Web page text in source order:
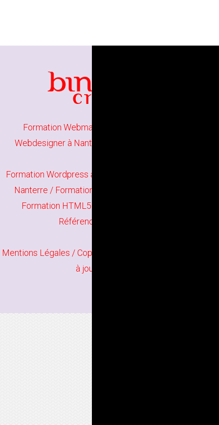
Formation Webmaster à Nanterre
Webdesigner à Nanterre
Formation Wordpress à Nanterre
Nanterre / Formation Site E-Commerce à Nanterre
Formation HTML5 CSS à Nanterre
Référencement à Nanterre
Mentions Légales / Copyright
à jour en juin 2026